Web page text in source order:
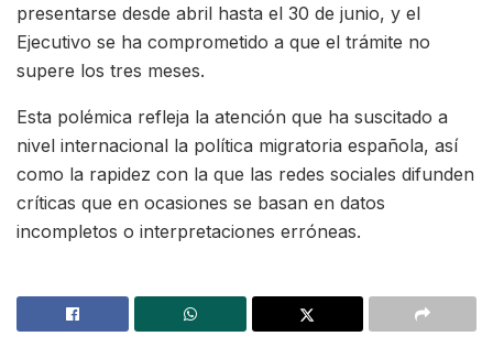
presentarse desde abril hasta el 30 de junio, y el
Ejecutivo se ha comprometido a que el trámite no
supere los tres meses.
Esta polémica refleja la atención que ha suscitado a
nivel internacional la política migratoria española, así
como la rapidez con la que las redes sociales difunden
críticas que en ocasiones se basan en datos
incompletos o interpretaciones erróneas.